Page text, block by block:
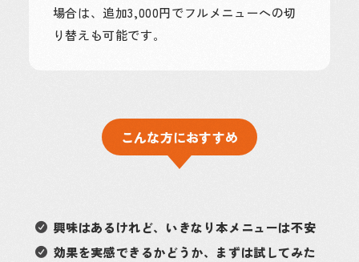
場合は、追加3,000円でフルメニューへの切
り替えも可能です。
こんな方におすすめ
興味はあるけれど、いきなり本メニューは不安
効果を実感できるかどうか、まずは試してみた